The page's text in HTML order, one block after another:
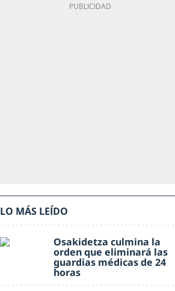
LO MÁS LEÍDO
Osakidetza culmina la
orden que eliminará las
guardias médicas de 24
horas